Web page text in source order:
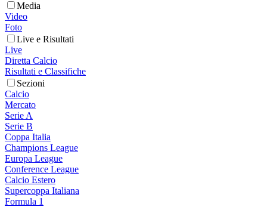
Media
Video
Foto
Live e Risultati
Live
Diretta Calcio
Risultati e Classifiche
Sezioni
Calcio
Mercato
Serie A
Serie B
Coppa Italia
Champions League
Europa League
Conference League
Calcio Estero
Supercoppa Italiana
Formula 1